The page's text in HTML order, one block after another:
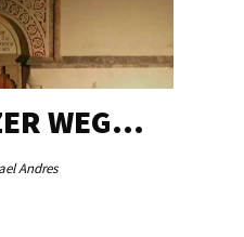
WEG…
Andres